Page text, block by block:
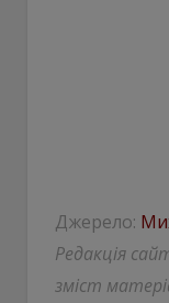
Джерело:
Редакція
зміст